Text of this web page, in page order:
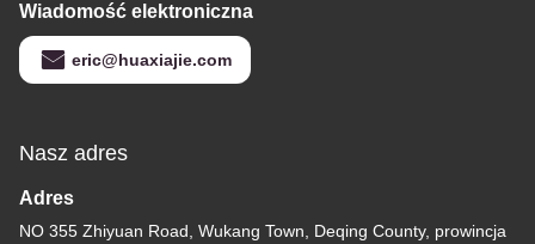
Wiadomość elektroniczna
eric@huaxiajie.com
Nasz adres
Adres
NO 355 Zhiyuan Road, Wukang Town, Deqing County, prowincja